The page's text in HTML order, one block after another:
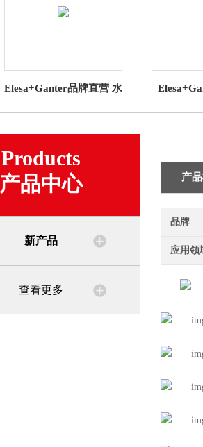
Elesa+Ganter品牌直营 水
脚 带橡胶垫（1）
CKE 的
Products
产品中心
新产品
查看更多
产
品牌
应用领